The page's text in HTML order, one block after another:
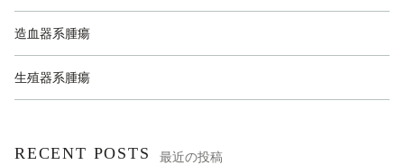
造血器系腫瘍
生殖器系腫瘍
RECENT POSTS 最近の投稿